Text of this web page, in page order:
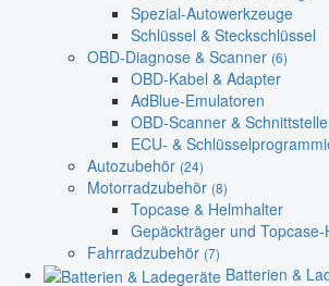
Spezial-Autowerkzeuge
Schlüssel & Steckschlüssel
OBD-Diagnose & Scanner (6)
OBD-Kabel & Adapter
AdBlue-Emulatoren
OBD-Scanner &
ECU- &
Autozubehör (24)
Motorradzubehör (8)
Topcase & Helmhalter
Gepäckträger und
Fahrradzubehör (7)
Batterien &